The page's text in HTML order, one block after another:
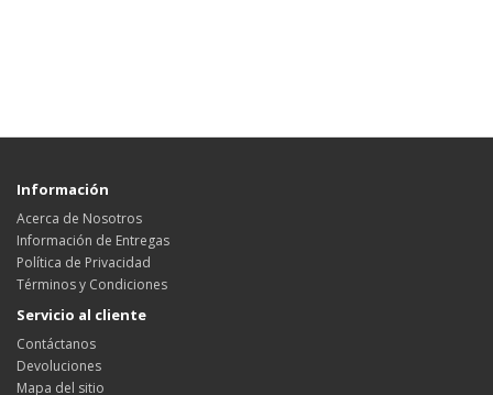
Información
Acerca de Nosotros
Información de Entregas
Política de Privacidad
Términos y Condiciones
Servicio al cliente
Contáctanos
Devoluciones
Mapa del sitio